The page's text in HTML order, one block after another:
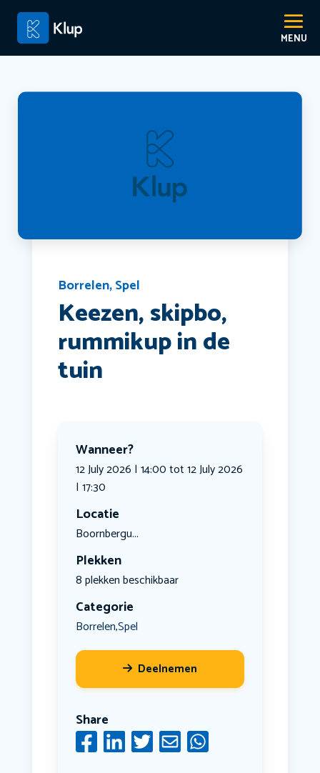
Borrelen,Spel
Keezen, skipbo,
rummikup in de
tuin
Wanneer?
12 July 2026 | 14:00 tot 12 July 2026
| 17:30
Locatie
Boornbergu...
Plekken
8 plekken beschikbaar
Categorie
Borrelen,Spel
Deelnemen
Share